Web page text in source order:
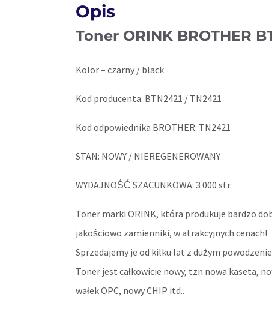
Opis
Toner ORINK BROTHER
Kolor – czarny / black
Kod producenta: BTN2421 / TN2421
Kod odpowiednika BROTHER: TN2421
STAN: NOWY / NIEREGENEROWANY
WYDAJNOŚĆ SZACUNKOWA: 3 000 str.
Toner marki ORINK, która produkuje bardzo
jakościowo zamienniki, w atrakcyjnych cenach!
Sprzedajemy je od kilku lat z dużym
Toner jest całkowicie nowy, tzn nowa kaseta,
wałek OPC, nowy CHIP itd..